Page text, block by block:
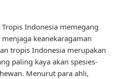
Indonesia memegang
keanekaragaman
tropis Indonesia merupakan
paling kaya akan spesies-
Menurut para ahli,